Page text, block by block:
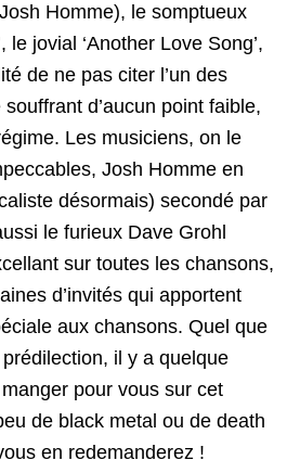
Homme), le somptueux
le jovial ‘Another Love Song’,
de ne pas citer l’un des
d’aucun point faible,
Les musiciens, on le
Josh Homme en
désormais) secondé par
le furieux Dave Grohl
sur toutes les chansons,
d’invités qui apportent
aux chansons. Quel que
il y a quelque
pour vous sur cet
de black metal ou de death
en redemanderez !